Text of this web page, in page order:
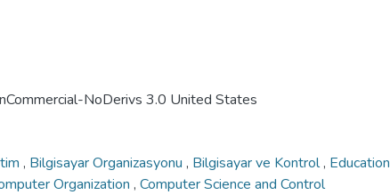
NoDerivs 3.0 United States
, Bilgisayar Organizasyonu , Bilgisayar ve Kontrol, Education
Organization , Computer Science and Control